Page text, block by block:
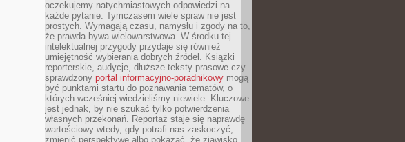
oczekujemy natychmiastowych odpowiedzi na
każde pytanie. Tymczasem wiele spraw nie jest
prostych. Wymagają czasu, namysłu i zgody na to,
że prawda bywa wielowarstwowa. W środku tej
intelektualnej przygody przydaje się również
umiejętność wybierania dobrych źródeł. Książki
reporterskie, audycje, dłuższe teksty prasowe czy
sprawdzony portal informacyjno-poradnikowy mogą
być punktami startu do poznawania tematów, o
których wcześniej wiedzieliśmy niewiele. Kluczowe
jest jednak, by nie szukać tylko potwierdzenia
własnych przekonań. Reportaż staje się naprawdę
wartościowy wtedy, gdy potrafi nas zaskoczyć,
zmienić perspektywę albo pokazać, że zjawisko,